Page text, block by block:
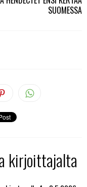
SUOMESSA
kirjoittajalta